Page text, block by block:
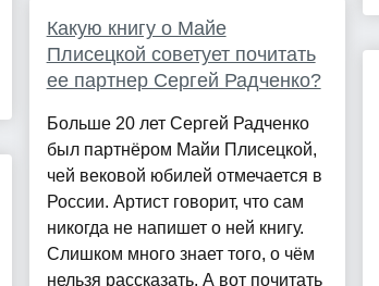
Какую книгу о Майе
Плисецкой советует почитать
ее партнер Сергей Радченко?
Больше 20 лет Сергей Радченко
был партнёром Майи Плисецкой,
чей вековой юбилей отмечается в
России. Артист говорит, что сам
никогда не напишет о ней книгу.
Слишком много знает того, о чём
нельзя рассказать. А вот почитать